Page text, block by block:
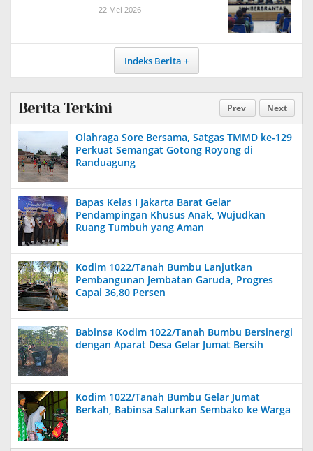
22 Mei 2026
Indeks Berita
Prev Next
Berita Terkini
Olahraga Sore Bersama, Satgas TMMD ke-129
Perkuat Semangat Gotong Royong di
Randuagung
Bapas Kelas I Jakarta Barat Gelar
Pendampingan Khusus Anak, Wujudkan
Ruang Tumbuh yang Aman
Kodim 1022/Tanah Bumbu Lanjutkan
Pembangunan Jembatan Garuda, Progres
Capai 36,80 Persen
Babinsa Kodim 1022/Tanah Bumbu Bersinergi
dengan Aparat Desa Gelar Jumat Bersih
Kodim 1022/Tanah Bumbu Gelar Jumat
Berkah, Babinsa Salurkan Sembako ke Warga